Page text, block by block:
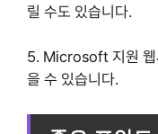
릴 수도 있습니다.
5. Microsoft 지원 웹
을 수 있습니다.